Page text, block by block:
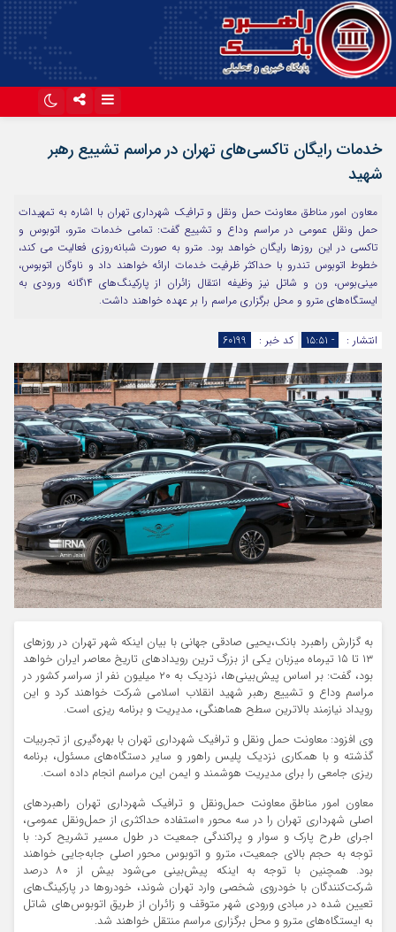
خدمات رایگان تاکسی‌های تهران در مراسم تشییع رهبر
شهید
معاون امور مناطق معاونت حمل‌ ونقل و ترافیک شهرداری تهران با اشاره به تمهیدات
حمل‌ ونقل عمومی در مراسم وداع و تشییع گفت: تمامی خدمات مترو، اتوبوس و
تاکسی در این روزها رایگان خواهد بود. مترو به صورت شبانه‌روزی فعالیت می‌ کند،
خطوط اتوبوس تندرو با حداکثر ظرفیت خدمات ارائه خواهند داد و ناوگان اتوبوس،
مینی‌بوس، ون و شاتل نیز وظیفه انتقال زائران از پارکینگ‌های ۱۴گانه ورودی به
ایستگاه‌های مترو و محل برگزاری مراسم را بر عهده خواهند داشت.
انتشار : - ۱۵:۵۱ کد خبر : 60199
به گزارش راهبرد بانک،یحیی صادقی جهانی با بیان اینکه شهر تهران در روزهای
۱۳ تا ۱۵ تیرماه میزبان یکی از بزرگ‌ ترین رویدادهای تاریخ معاصر ایران خواهد
بود، گفت: بر اساس پیش‌بینی‌ها، نزدیک به ۲۰ میلیون نفر از سراسر کشور در
مراسم وداع و تشییع رهبر شهید انقلاب اسلامی شرکت خواهند کرد و این
رویداد نیازمند بالاترین سطح هماهنگی، مدیریت و برنامه‌ ریزی است.
وی افزود: معاونت حمل‌ ونقل و ترافیک شهرداری تهران با بهره‌گیری از تجربیات
گذشته و با همکاری نزدیک پلیس راهور و سایر دستگاه‌های مسئول، برنامه‌
ریزی جامعی را برای مدیریت هوشمند و ایمن این مراسم انجام داده است.
معاون امور مناطق معاونت حمل‌ونقل و ترافیک شهرداری تهران راهبردهای
اصلی شهرداری تهران را در سه محور «استفاده حداکثری از حمل‌ونقل عمومی،
اجرای طرح پارک و سوار و پراکندگی جمعیت در طول مسیر تشریح کرد: با
توجه به حجم بالای جمعیت، مترو و اتوبوس محور اصلی جابه‌جایی خواهند
بود. همچنین با توجه به اینکه پیش‌بینی می‌شود بیش از ۸۰ درصد
شرکت‌کنندگان با خودروی شخصی وارد تهران شوند، خودروها در پارکینگ‌های
تعیین‌ شده در مبادی ورودی شهر متوقف و زائران از طریق اتوبوس‌های شاتل
به ایستگاه‌های مترو و محل برگزاری مراسم منتقل خواهند شد.